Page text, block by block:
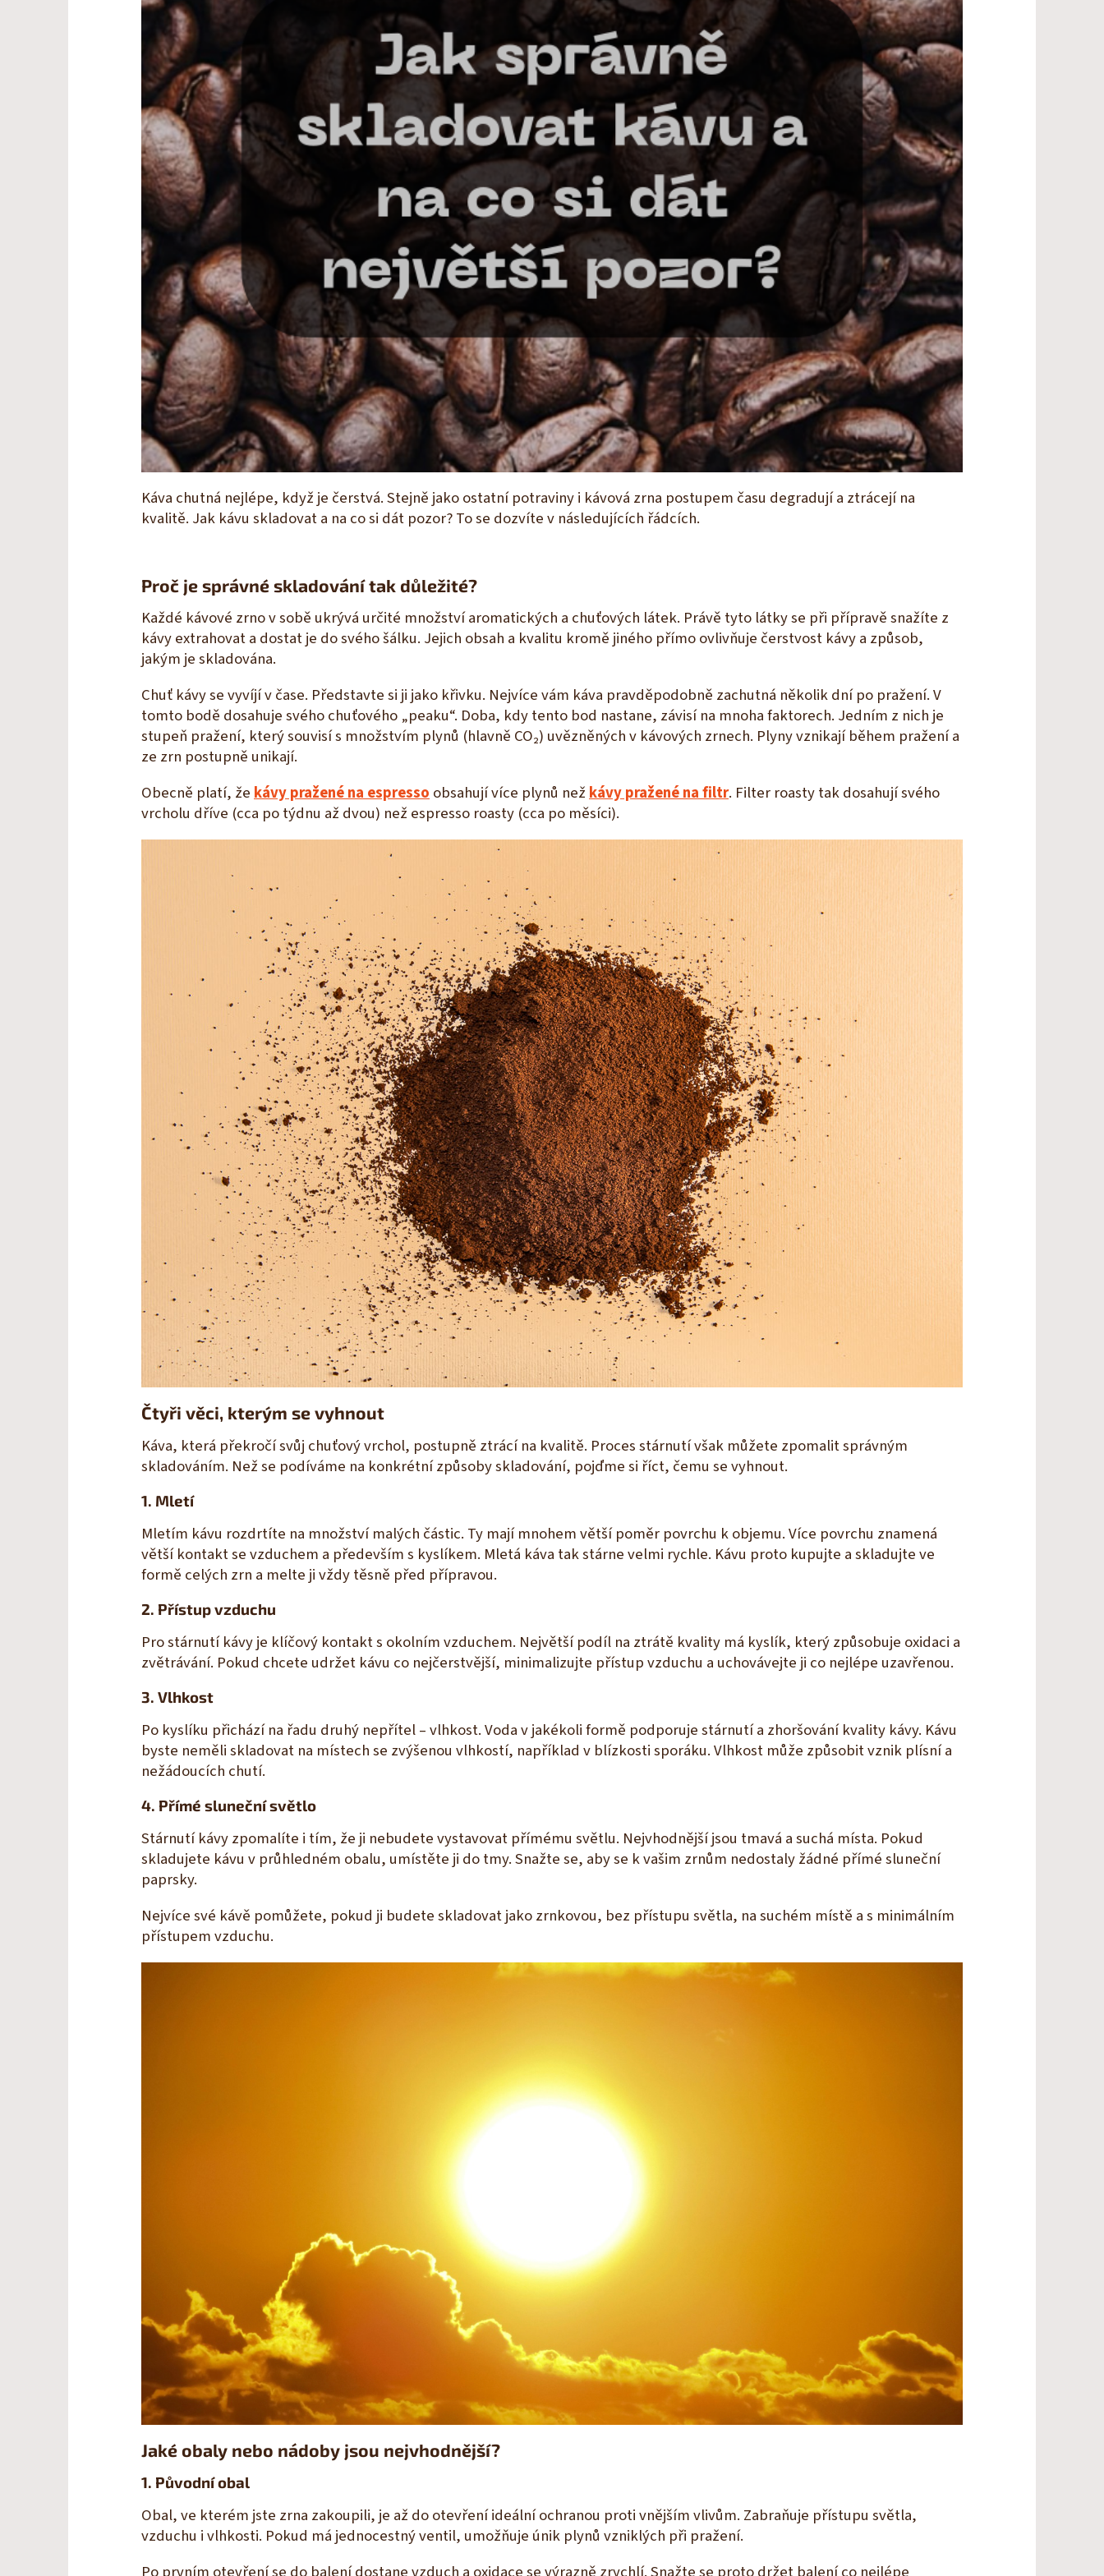
Káva chutná nejlépe, když je čerstvá. Stejně jako ostatní potraviny i kávová zrna postupem času degradují a ztrácejí na
kvalitě. Jak kávu skladovat a na co si dát pozor? To se dozvíte v následujících řádcích.
Proč je správné skladování tak důležité?
Každé kávové zrno v sobě ukrývá určité množství aromatických a chuťových látek. Právě tyto látky se při přípravě snažíte z
kávy extrahovat a dostat je do svého šálku. Jejich obsah a kvalitu kromě jiného přímo ovlivňuje čerstvost kávy a způsob,
jakým je skladována.
Chuť kávy se vyvíjí v čase. Představte si ji jako křivku. Nejvíce vám káva pravděpodobně zachutná několik dní po pražení. V
tomto bodě dosahuje svého chuťového „peaku“. Doba, kdy tento bod nastane, závisí na mnoha faktorech. Jedním z nich je
stupeň pražení, který souvisí s množstvím plynů (hlavně CO₂) uvězněných v kávových zrnech. Plyny vznikají během pražení a
ze zrn postupně unikají.
Obecně platí, žekávy pražené na espressoobsahují více plynů nežkávy pražené na filtr. Filter roasty tak dosahují svého
vrcholu dříve (cca po týdnu až dvou) než espresso roasty (cca po měsíci).
Čtyři věci, kterým se vyhnout
Káva, která překročí svůj chuťový vrchol, postupně ztrácí na kvalitě. Proces stárnutí však můžete zpomalit správným
skladováním. Než se podíváme na konkrétní způsoby skladování, pojďme si říct, čemu se vyhnout.
1. Mletí
Mletím kávu rozdrtíte na množství malých částic. Ty mají mnohem větší poměr povrchu k objemu. Více povrchu znamená
větší kontakt se vzduchem a především s kyslíkem. Mletá káva tak stárne velmi rychle. Kávu proto kupujte a skladujte ve
formě celých zrn a melte ji vždy těsně před přípravou.
2. Přístup vzduchu
Pro stárnutí kávy je klíčový kontakt s okolním vzduchem. Největší podíl na ztrátě kvality má kyslík, který způsobuje oxidaci a
zvětrávání. Pokud chcete udržet kávu co nejčerstvější, minimalizujte přístup vzduchu a uchovávejte ji co nejlépe uzavřenou.
3. Vlhkost
Po kyslíku přichází na řadu druhý nepřítel – vlhkost. Voda v jakékoli formě podporuje stárnutí a zhoršování kvality kávy. Kávu
byste neměli skladovat na místech se zvýšenou vlhkostí, například v blízkosti sporáku. Vlhkost může způsobit vznik plísní a
nežádoucích chutí.
4. Přímé sluneční světlo
Stárnutí kávy zpomalíte i tím, že ji nebudete vystavovat přímému světlu. Nejvhodnější jsou tmavá a suchá místa. Pokud
skladujete kávu v průhledném obalu, umístěte ji do tmy. Snažte se, aby se k vašim zrnům nedostaly žádné přímé sluneční
paprsky.
Nejvíce své kávě pomůžete, pokud ji budete skladovat jako zrnkovou, bez přístupu světla, na suchém místě a s minimálním
přístupem vzduchu.
Jaké obaly nebo nádoby jsou nejvhodnější?
1. Původní obal
Obal, ve kterém jste zrna zakoupili, je až do otevření ideální ochranou proti vnějším vlivům. Zabraňuje přístupu světla,
vzduchu i vlhkosti. Pokud má jednocestný ventil, umožňuje únik plynů vzniklých při pražení.
Po prvním otevření se do balení dostane vzduch a oxidace se výrazně zrychlí. Snažte se proto držet balení co nejlépe